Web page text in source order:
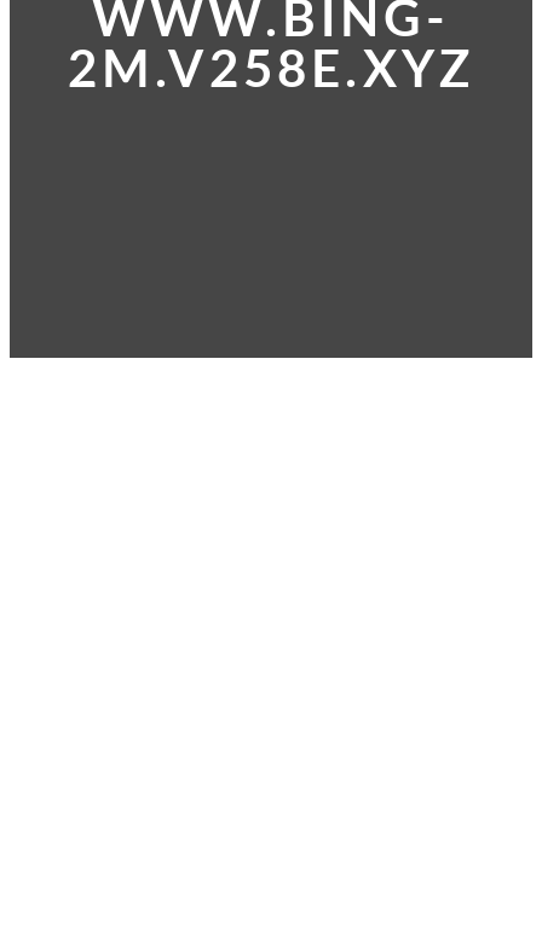
WWW.BING-
2M.V258E.XYZ